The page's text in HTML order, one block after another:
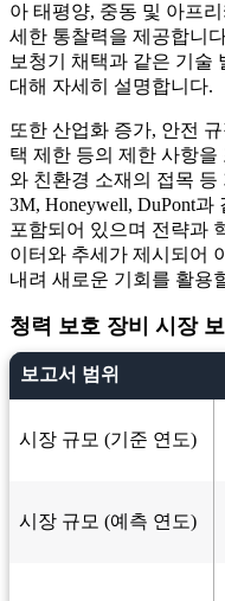
아 태평양, 중동 및 아프
세한 통찰력을 제공합니
보청기 채택과 같은 기술
대해 자세히 설명합니다.
또한 산업화 증가, 안전
택 제한 등의 제한 사항
와 친환경 소재의 접목
3M, Honeywell, DuPont과
포함되어 있으며 전략과
이터와 추세가 제시되어
내려 새로운 기회를 활용
청력 보호 장비 시장
보고서 범위
시장 규모 (기준 연도)
시장 규모 (예측 연도)